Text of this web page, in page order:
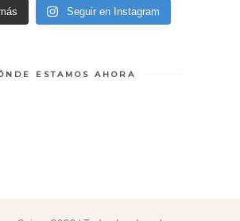
Seguir en Instagram
ESTAMOS AHORA